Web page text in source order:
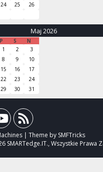
24 25
26
Maj 2026
P S
N
1
2
3
8 9
10
15 16
17
22 23
24
29 30 31
| Theme by SMFTricks
SMARTedge.IT., Wszystkie Prawa